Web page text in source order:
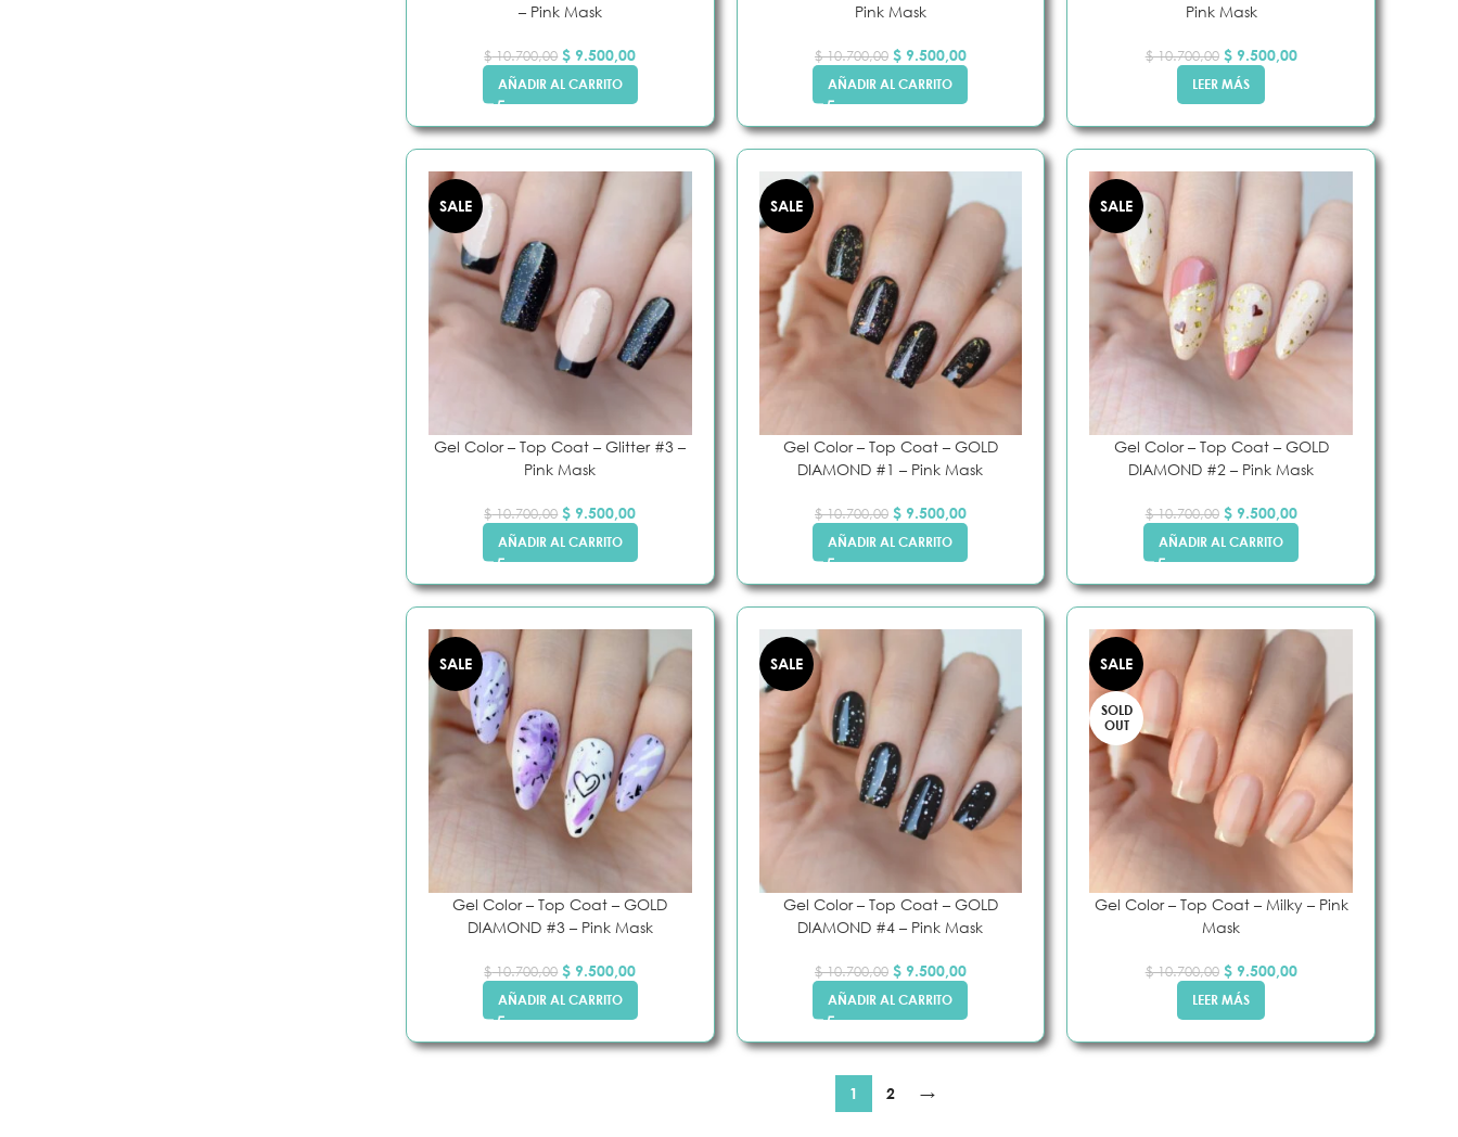
– Pink Mask
$10.700,00 $ 9.500,00
AÑADIR AL CARRITO
Pink Mask
$10.700,00 $9.500,00
AÑADIR AL CARRITO
Pink Mask
$10.700,00 $9.500,00
LEER MÁS
SALE
Gel Color – Top Coat – Glitter #3 –
Pink Mask
$10.700,00 $ 9.500,00
AÑADIR AL CARRITO
SALE
Gel Color – Top Coat – GOLD
DIAMOND #1 – Pink Mask
$10.700,00 $9.500,00
AÑADIR AL CARRITO
SALE
Gel Color – Top Coat – GOLD
DIAMOND #2 – Pink Mask
$10.700,00 $9.500,00
AÑADIR AL CARRITO
SALE
Gel Color – Top Coat – GOLD
DIAMOND #3 – Pink Mask
$10.700,00 $ 9.500,00
AÑADIR AL CARRITO
SALE
Gel Color – Top Coat – GOLD
DIAMOND #4 – Pink Mask
$10.700,00 $9.500,00
AÑADIR AL CARRITO
SALE
SOLD
OUT
Gel Color – Top Coat – Milky – Pink
Mask
$10.700,00 $9.500,00
LEER MÁS
1 2 →